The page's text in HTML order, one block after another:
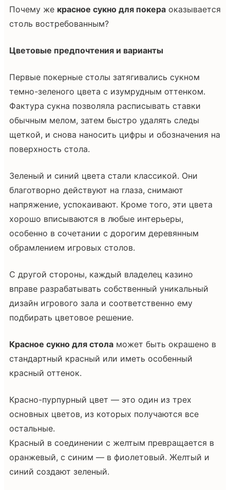
Почему же красное сукно для покера оказывается
столь востребованным?
Цветовые предпочтения и варианты
Первые покерные столы затягивались сукном
темно-зеленого цвета с изумрудным оттенком.
Фактура сукна позволяла расписывать ставки
обычным мелом, затем быстро удалять следы
щеткой, и снова наносить цифры и обозначения на
поверхность стола.
Зеленый и синий цвета стали классикой. Они
благотворно действуют на глаза, снимают
напряжение, успокаивают. Кроме того, эти цвета
хорошо вписываются в любые интерьеры,
особенно в сочетании с дорогим деревянным
обрамлением игровых столов.
С другой стороны, каждый владелец казино
вправе разрабатывать собственный уникальный
дизайн игрового зала и соответственно ему
подбирать цветовое решение.
Красное сукно для стола может быть окрашено в
стандартный красный или иметь особенный
красный оттенок.
Красно-пурпурный цвет — это один из трех
основных цветов, из которых получаются все
остальные.
Красный в соединении с желтым превращается в
оранжевый, с синим — в фиолетовый. Желтый и
синий создают зеленый.